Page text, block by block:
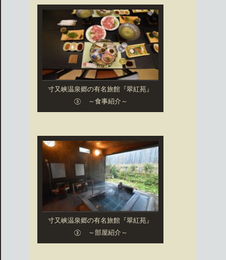
寸又峡温泉郷の有名旅館『翠紅苑』
③ ～食事紹介～
寸又峡温泉郷の有名旅館『翠紅苑』
② ～部屋紹介～